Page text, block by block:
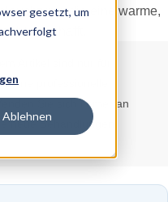
gesetzt, um
Ablehnen
professionelle
Sie sich immer an
neue Behandlungen